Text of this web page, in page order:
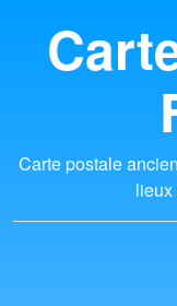
Carte postale
lieux